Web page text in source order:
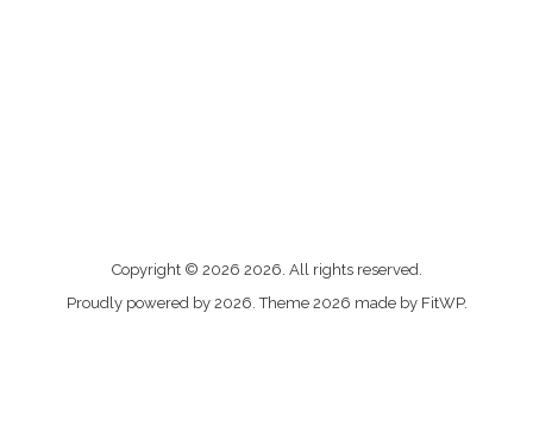
contacter
Copyright © 2026 2026. All rights reserved.
Proudly powered by 2026. Theme 2026 made by FitWP.